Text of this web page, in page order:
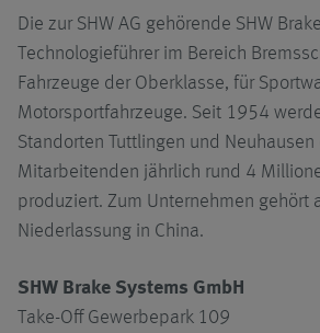
Die zur SHW AG gehörende SHW
Technologieführer im Bereich
Fahrzeuge der Oberklasse, für
Motorsportfahrzeuge. Seit 1954
Standorten Tuttlingen und
Mitarbeitenden jährlich rund 4
produziert. Zum Unternehmen gehört
Niederlassung in China.
SHW Brake Systems GmbH
Take-Off Gewerbepark 109